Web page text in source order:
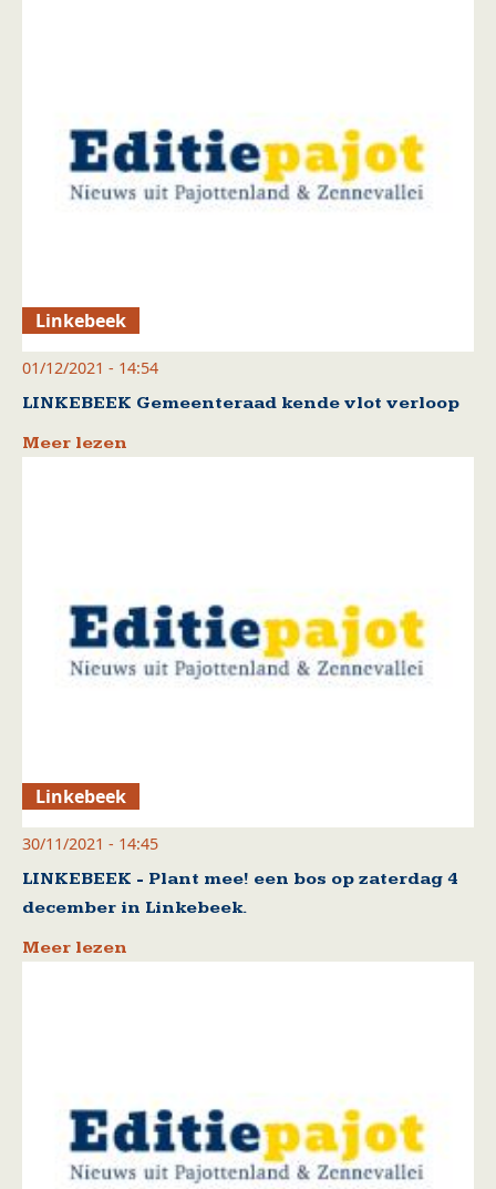
Linkebeek
01/12/2021 - 14:54
LINKEBEEK Gemeenteraad kende vlot verloop
Meer lezen
Linkebeek
30/11/2021 - 14:45
LINKEBEEK - Plant mee! een bos op zaterdag 4
december in Linkebeek.
Meer lezen